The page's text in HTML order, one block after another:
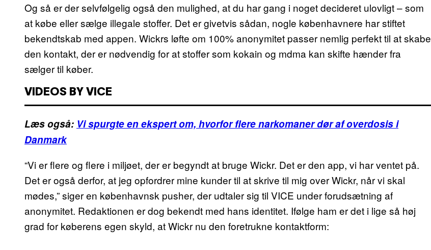
Og så er der selvfølgelig også den mulighed, at du har gang i noget decideret ulovligt – som
at købe eller sælge illegale stoffer. Det er givetvis sådan, nogle københavnere har stiftet
bekendtskab med appen. Wickrs løfte om 100% anonymitet passer nemlig perfekt til at skabe
den kontakt, der er nødvendig for at stoffer som kokain og mdma kan skifte hænder fra
sælger til køber.
VIDEOS BY VICE
Læs også: Vi spurgte en ekspert om, hvorfor flere narkomaner dør af overdosis i
Danmark
“Vi er flere og flere i miljøet, der er begyndt at bruge Wickr. Det er den app, vi har ventet på.
Det er også derfor, at jeg opfordrer mine kunder til at skrive til mig over Wickr, når vi skal
mødes,” siger en københavnsk pusher, der udtaler sig til VICE under forudsætning af
anonymitet. Redaktionen er dog bekendt med hans identitet. Ifølge ham er det i lige så høj
grad for køberens egen skyld, at Wickr nu den foretrukne kontaktform: